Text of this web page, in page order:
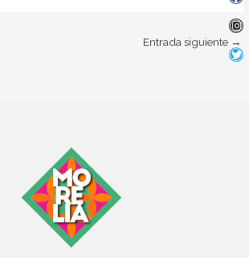
Entrada siguiente →